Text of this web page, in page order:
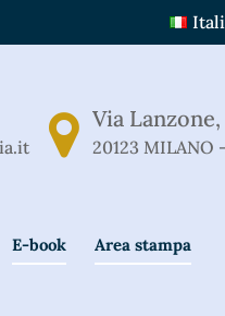
Via Lanzone,
20123 MILANO
E-book Area stampa